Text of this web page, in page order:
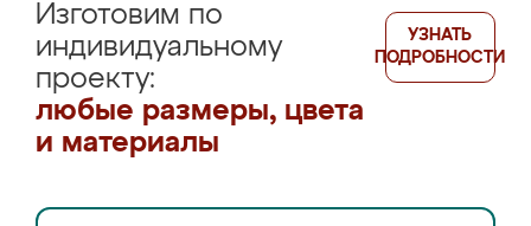
Изготовим по
индивидуальному
проекту:
любые размеры, цвета
и материалы
УЗНАТЬ
ПОДРОБНОСТИ